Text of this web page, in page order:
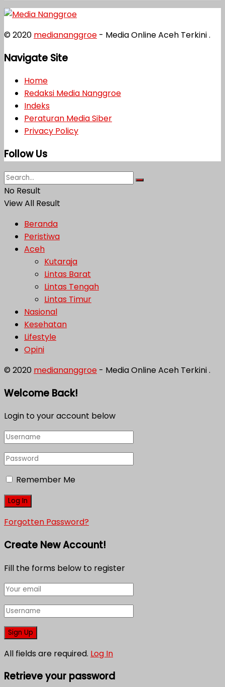
© 2020 mediananggroe - Media Online Aceh Terkini .
Navigate Site
Home
Redaksi Media Nanggroe
Indeks
Peraturan Media Siber
Privacy Policy
Follow Us
No Result
View All Result
Beranda
Peristiwa
Aceh
Kutaraja
Lintas Barat
Lintas Tengah
Lintas Timur
Nasional
Kesehatan
Lifestyle
Opini
© 2020 mediananggroe - Media Online Aceh Terkini .
Welcome Back!
Login to your account below
Remember Me
Forgotten Password?
Create New Account!
Fill the forms below to register
All fields are required. Log In
Retrieve your password